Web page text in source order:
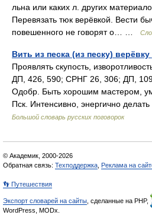
льна или каких л. других
Перевязать тюк верёвкой. Вести
повешенного не говорят о… …
Вить из песка (из песку)
Проявлять скупость,
ДП, 426, 590; СРНГ 26, 306; ДП,
Одобр. Быть хорошим мастером,
Пск. Интенсивно, энергично
Большой словарь русских поговорок
© Академик, 2000-2026
Обратная связь: Техподдержка Реклама на
👣 Путешествия
Экспорт словарей на сайты , сделанные на PHP,
WordPress, MODx.